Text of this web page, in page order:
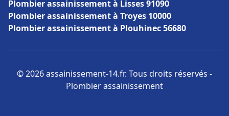
Plombier assainissement à Lisses 91090
Plombier assainissement à Troyes 10000
Plombier assainissement à Plouhinec 56680
© 2026 assainissement-14.fr. Tous droits réservés -
Plombier assainissement